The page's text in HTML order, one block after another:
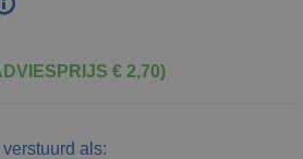
€ 2,70)
als: